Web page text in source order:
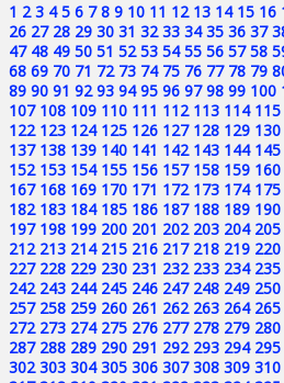
1 2 3 4 5 6 7 8 9 10 11 12 13 14 15 16
26 27 28 29 30 31 32 33 34 35 36 37
47 48 49 50 51 52 53 54 55 56 57 58
68 69 70 71 72 73 74 75 76 77 78 79
89 90 91 92 93 94 95 96 97 98 99 100
107 108 109 110 111 112 113 114 115
122 123 124 125 126 127 128 129 130
137 138 139 140 141 142 143 144 145
152 153 154 155 156 157 158 159 160
167 168 169 170 171 172 173 174 175
182 183 184 185 186 187 188 189 190
197 198 199 200 201 202 203 204 205
212 213 214 215 216 217 218 219 220
227 228 229 230 231 232 233 234 235
242 243 244 245 246 247 248 249 250
257 258 259 260 261 262 263 264 265
272 273 274 275 276 277 278 279 280
287 288 289 290 291 292 293 294 295
302 303 304 305 306 307 308 309 310